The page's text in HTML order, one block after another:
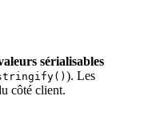
sérialisables
). Les
côté client.